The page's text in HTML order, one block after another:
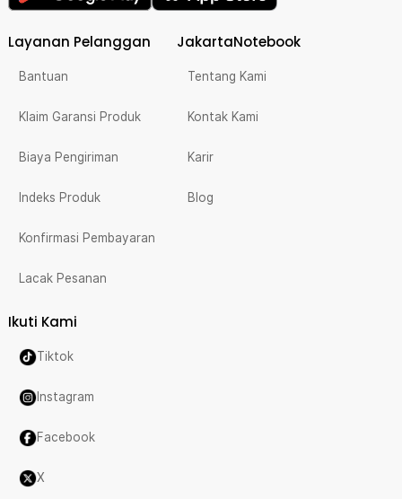
Layanan Pelanggan
Bantuan
Klaim Garansi Produk
Biaya Pengiriman
Indeks Produk
Konfirmasi Pembayaran
Lacak Pesanan
JakartaNotebook
Tentang Kami
Kontak Kami
Karir
Blog
Ikuti Kami
Tiktok
Instagram
Facebook
X